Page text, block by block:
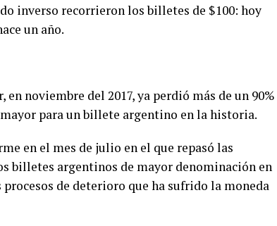
inverso recorrieron los billetes de $100: hoy
un año.
noviembre del 2017, ya perdió más de un 90%
para un billete argentino en la historia.
en el mes de julio en el que repasó las
billetes argentinos de mayor denominación en
de deterioro que ha sufrido la moneda